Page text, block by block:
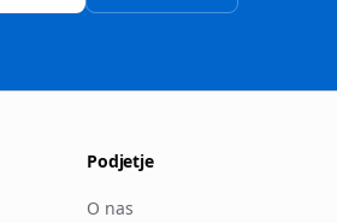
Podjetje
O nas